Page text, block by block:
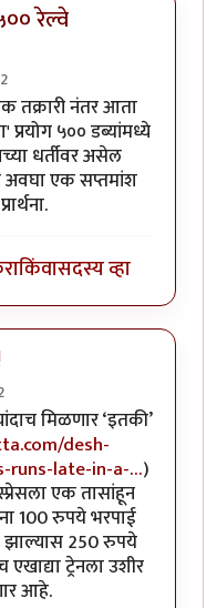
रेल्वे
तक्रारी नंतर आता
प्रयोग ५०० डब्यांमध्ये
धर्तीवर असेल
अवघा एक सप्तमांश
किंवासदस्य व्हा
मिळणार ‘इतकी’
desh-
runs-late-in-a-…)
एक तासांहून
100 रुपये भरपाई
झाल्यास 250 रुपये
ट्रेनला उशीर
आहे.